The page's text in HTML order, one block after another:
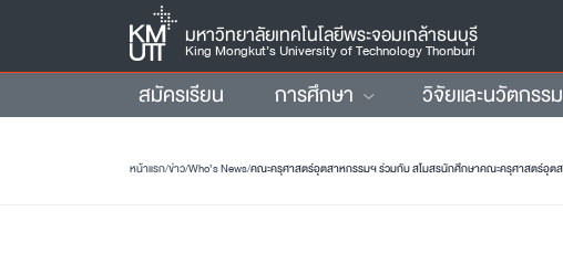
มหาวิทยาลัยเทคโนโลยีพระจอมเกล้าธนบุรี
King Mongkut’s University of Technology Thonburi
สมัครเรียน การศึกษา วิจัยและนวัตกรรม
หน้าแรก/ข่าว/Who’s News/